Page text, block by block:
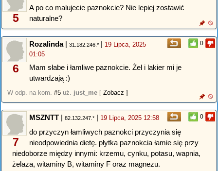
5
A po co malujecie paznokcie? Nie lepiej zostawić
naturalne?
0
6
Rozalinda| 31.182.246.* | 19 Lipca, 2025
01:05
Mam słabe i łamliwe paznokcie. Żel i lakier mi je
utwardzają :)
W odp. na kom. #5 uż. just_me [ Zobacz ]
0
7
MSZNTT | 82.132.247.* | 19 Lipca, 2025 12:58
do przyczyn łamliwych paznokci przyczynia się
nieodpowiednia dietę. płytka paznokcia łamie się przy
niedoborze między innymi: krzemu, cynku, potasu, wapnia,
żelaza, witaminy B, witaminy F oraz magnezu.